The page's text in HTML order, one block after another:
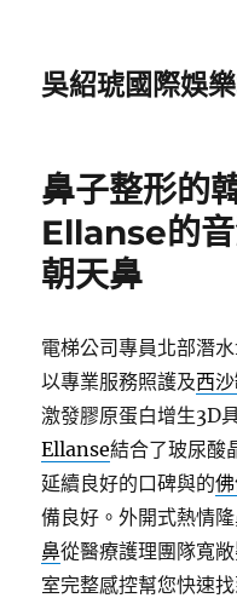
吳紹琥國際娛
鼻子整形的
Ellanse的
朝天鼻
電梯公司專員北部潛
以專業服務照護及西
激發膠原蛋白增生3D
Ellanse結合了玻尿酸
延續良好的口碑與的
備良好。外開式熱情
鼻從醫療護理團隊寬
室完整感控幫您快速